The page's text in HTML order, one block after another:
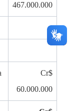
467.000.000
Cr$
60.000.000